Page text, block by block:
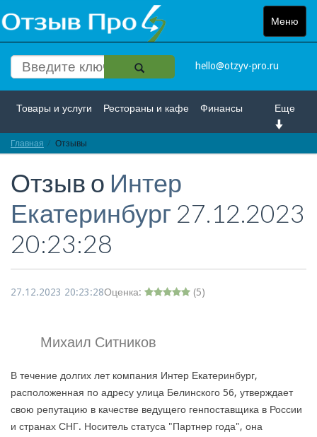
Меню
Toggle
hello@otzyv-pro.ru
Еще
Товары и услуги Рестораны и кафе Финансы
Красота и здоровье
Интернет Путешествие и отдых
Недвижимость Работа Гос. учреждения
Личности Логистика
Главная Отзывы
Отзыв о Интер
Екатеринбург 27.12.2023
20:23:28
27.12.2023 20:23:28Оценка: (5)
Михаил Ситников
В течение долгих лет компания Интер Екатеринбург,
расположенная по адресу улица Белинского 56, утверждает
свою репутацию в качестве ведущего генпоставщика в России
и странах СНГ. Носитель статуса "Партнер года", она